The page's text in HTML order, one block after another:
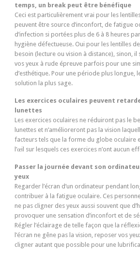
temps, un break peut être bénéfique
Ceci est particulièrement vrai pour les
peuvent être source d’inconfort, de fatigue
d’infection si portées plus de 6 à 8 heures
hygiène défectueuse. Oui pour les lentilles
besoin (lecture ou vision à distance), sinon,
vos yeux à rude épreuve parfois pour une
d’esthétique. Pour une période plus longue,
solution la plus sage.
Les exercices oculaires peuvent
lunettes
Les exercices oculaires ne réduiront pas le
lunettes et n’amélioreront pas la vision
facteurs tels que la forme du globe oculaire
l’œil sur lesquels ces exercices n’ont aucun
Passer la journée devant son
yeux
Regarder l’écran d’un ordinateur pendant
contribuer à la fatigue oculaire. Ces
ne pas cligner des yeux aussi souvent que
provoquer une sensation d’inconfort et de
Régler l’éclairage de telle façon que la
l’écran ne gêne pas la vision, reposer vos
cligner autant que possible pour une